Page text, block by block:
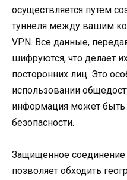
осуществляется путем
туннеля между вашим
VPN. Все данные,
шифруются, что делает
посторонних лиц. Это
использовании
информация может быть
безопасности.
Защищенное
позволяет обходить